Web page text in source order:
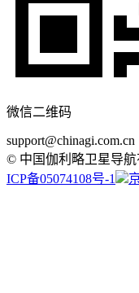
微信二维码
support@chinagi.com.cn
© 中国伽利略卫星导航
ICP备05074108号-1